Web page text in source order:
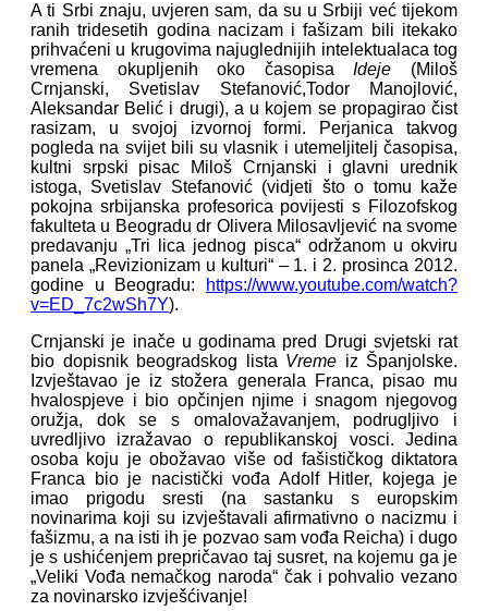
A ti Srbi znaju, uvjeren sam, da su u Srbiji već tijekom
ranih tridesetih godina nacizam i fašizam bili itekako
prihvaćeni u krugovima najuglednijih intelektualaca tog
vremena okupljenih oko časopisaIdeje (Miloš
Crnjanski, Svetislav Stefanović,Todor Manojlović,
Aleksandar Belić i drugi), a u kojem se propagirao čist
rasizam, u svojoj izvornoj formi. Perjanica takvog
pogleda na svijet bili su vlasnik i utemeljitelj časopisa,
kultni srpski pisac Miloš Crnjanski i glavni urednik
istoga, Svetislav Stefanović (vidjeti što o tomu kaže
pokojna srbijanska profesorica povijesti s Filozofskog
fakulteta u Beogradu dr Olivera Milosavljević na svome
predavanju „Tri lica jednog pisca“ održanom u okviru
panela „Revizionizam u kulturi“ – 1. i 2. prosinca 2012.
godine u Beogradu:
https://www.youtube.com/watch?
v=ED_7c2wSh7Y).
Crnjanski je inače u godinama pred Drugi svjetski rat
bio dopisnik beogradskog lista Vreme iz Španjolske.
Izvještavao je iz stožera generala Franca, pisao mu
hvalospjeve i bio opčinjen njime i snagom njegovog
oružja, dok se s omalovažavanjem, podrugljivo i
uvredljivo izražavao o republikanskoj vosci. Jedina
osoba koju je obožavao više od fašističkog diktatora
Franca bio je nacistički vođa Adolf Hitler, kojega je
imao prigodu sresti (na sastanku s europskim
novinarima koji su izvještavali afirmativno o nacizmu i
fašizmu, a na isti ih je pozvao sam vođa Reicha) i dugo
je s ushićenjem prepričavao taj susret, na kojemu ga je
„Veliki Vođa nemačkog naroda“ čak i pohvalio vezano
za novinarsko izvješćivanje!